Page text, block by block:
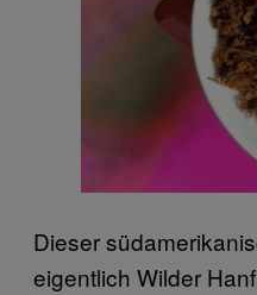
Dieser
eigentlich Wilder